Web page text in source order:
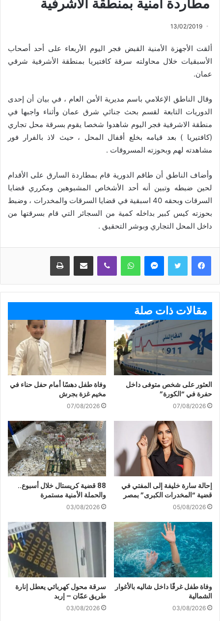
مطاردة أمنية بمنطقة الأشرفية
13/02/2019
ألقت الأجهزة الأمنية القبض فجر اليوم الأربعاء على أحد أصحاب
الأسبقيات خلال محاولته سرقة كافتيريا بمنطقة الأشرفية شرقي
عمان.
وقال الناطق الإعلامي باسم مديرية الأمن العام ، في بيان أن إحدى
الدوريات التابعة لقسم بحث جنائي شرق عمان وأثناء واجبها في
منطقة الاشرفية فجر اليوم شاهدوا شخصا يقوم بسرقة محل تجاري
(كافتيريا ) بعد قيامه بخلع أقفال المحل ، حيث لاذ بالفرار فور
مشاهدته لهم وبحوزته المسروقات .
وأضاف الناطق أن طاقم الدورية قام بمطاردة السارق على الأقدام
لحين ضبطه وتبين أنه أحد الأشخاص المشبوهين ومكرري قضايا
السرقات وبحقه 40 اسبقية في قضايا السرقات والمخدرات ، وضبط
بحوزته كيس كبير بداخله كمية من السجائر التي قام بسرقتها من
داخل المحل التجاري وبوشر التحقيق .
ماسنجر واتساب ڤايبر مشاركة عبر البريد طباعة
مقالات ذات صلة
العثور على شخص متوفى داخل
حفرة في “الكورة”
07/08/2026
وفاة طفل دهسًا أمام حفل حناء في
مخيم غزة بجرش
07/08/2026
إحالة سارة خليفة إلى المفتي في
قضية “المخدرات الكبرى” بمصر
05/08/2026
88 قضية كريستال خلال أسبوع..
والحملة الأمنية مستمرة
03/08/2026
وفاة طفل غرقًا داخل شاليه بالأغوار
الشمالية
03/08/2026
سرقة محول كهربائي يعطل إنارة
طريق عمّان – إربد
03/08/2026